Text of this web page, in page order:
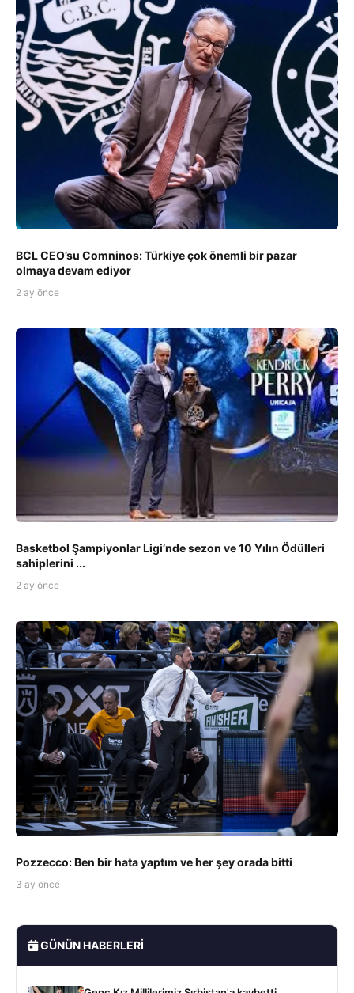
BCL CEO’su Comninos: Türkiye çok önemli bir pazar
olmaya devam ediyor
2 ay önce
Basketbol Şampiyonlar Ligi’nde sezon ve 10 Yılın Ödülleri
sahiplerini ...
2 ay önce
Pozzecco: Ben bir hata yaptım ve her şey orada bitti
3 ay önce
GÜNÜN HABERLERI